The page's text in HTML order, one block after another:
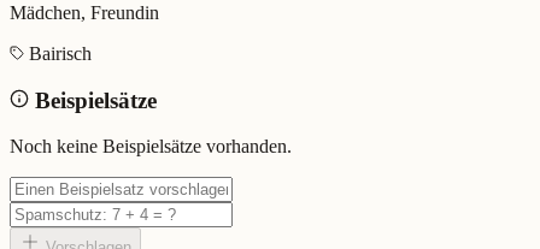
Deandl/dirndl (Bairisch)
Bedeutung: Mädchen, Freundin
Eingereicht von: Mundwerk Team
Mädchen, Freundin
Bairisch
Beispielsätze
Noch keine Beispielsätze vorhanden.